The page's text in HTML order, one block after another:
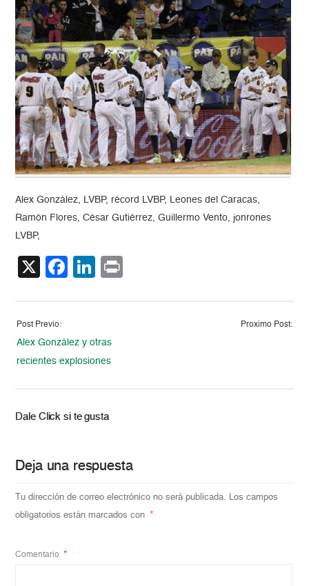
Alex González, LVBP, récord LVBP, Leones del Caracas,
Ramón Flores, César Gutiérrez, Guillermo Vento, jonrones
LVBP,
X Facebook
LinkedIn
Post Previo:
Alex González y otras
recientes explosiones
Proximo Post:
Dale Click si te gusta
Deja una respuesta
Tu dirección de correo electrónico no será publicada. Los campos
obligatorios están marcados con *
Comentario *